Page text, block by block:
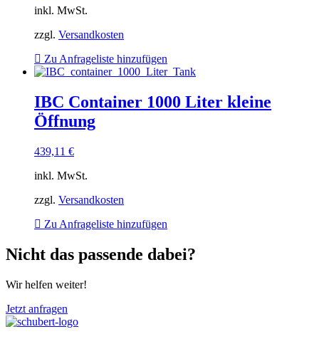
inkl. MwSt.
zzgl. Versandkosten
Zu Anfrageliste hinzufügen
IBC Container 1000 Liter kleine
Öffnung
439,11 €
inkl. MwSt.
zzgl. Versandkosten
Zu Anfrageliste hinzufügen
Nicht das passende dabei?
Wir helfen weiter!
Jetzt anfragen